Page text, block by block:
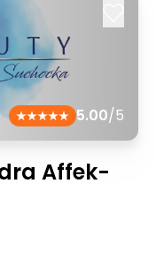
5.00/5
Affek-